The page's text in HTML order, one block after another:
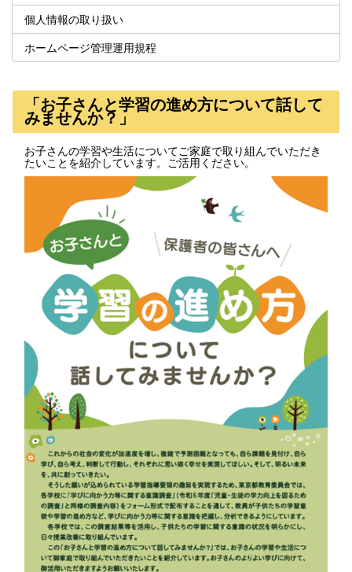
個人情報の取り扱い
ホームページ管理運用規程
「お子さんと学習の進め方について話して
みませんか？」
お子さんの学習や生活についてご家庭で取り組んでいただき
たいことを紹介しています。ご活用ください。